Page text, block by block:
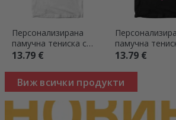
Персонализирана
памучна тениска с
текст - Историята на
13.79 €
памучна
надпис - Супер
13.79 €
Виж всички продукти